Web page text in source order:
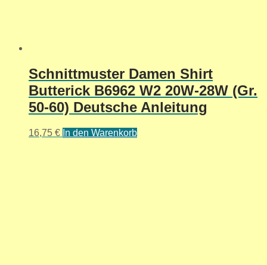
Schnittmuster Damen Shirt
Butterick B6962 W2 20W-28W (Gr.
50-60) Deutsche Anleitung
16,75 € In den Warenkorb